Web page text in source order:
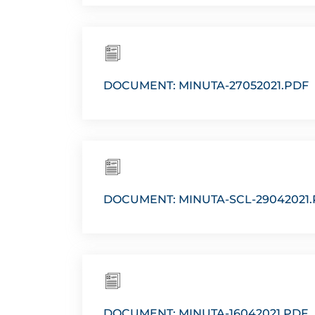
DOCUMENT: MINUTA-27052021.PDF
DOCUMENT: MINUTA-SCL-